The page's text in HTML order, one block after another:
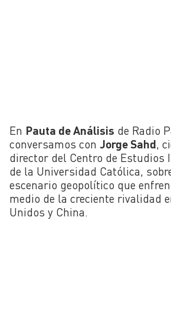
En Pauta de Análisis de Radio
conversamos con Jorge Sahd ,
director del Centro de Estudios
de la Universidad Católica,
escenario geopolítico que
medio de la creciente rivalidad
Unidos y China.